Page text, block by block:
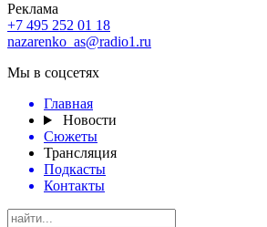
Реклама
+7 495 252 01 18
nazarenko_as@radio1.ru
Мы в соцсетях
Главная
Новости
Сюжеты
Трансляция
Подкасты
Контакты